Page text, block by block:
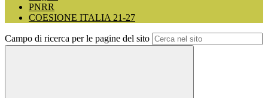
PNRR
COESIONE ITALIA 21-27
Campo di ricerca per le pagine del sito